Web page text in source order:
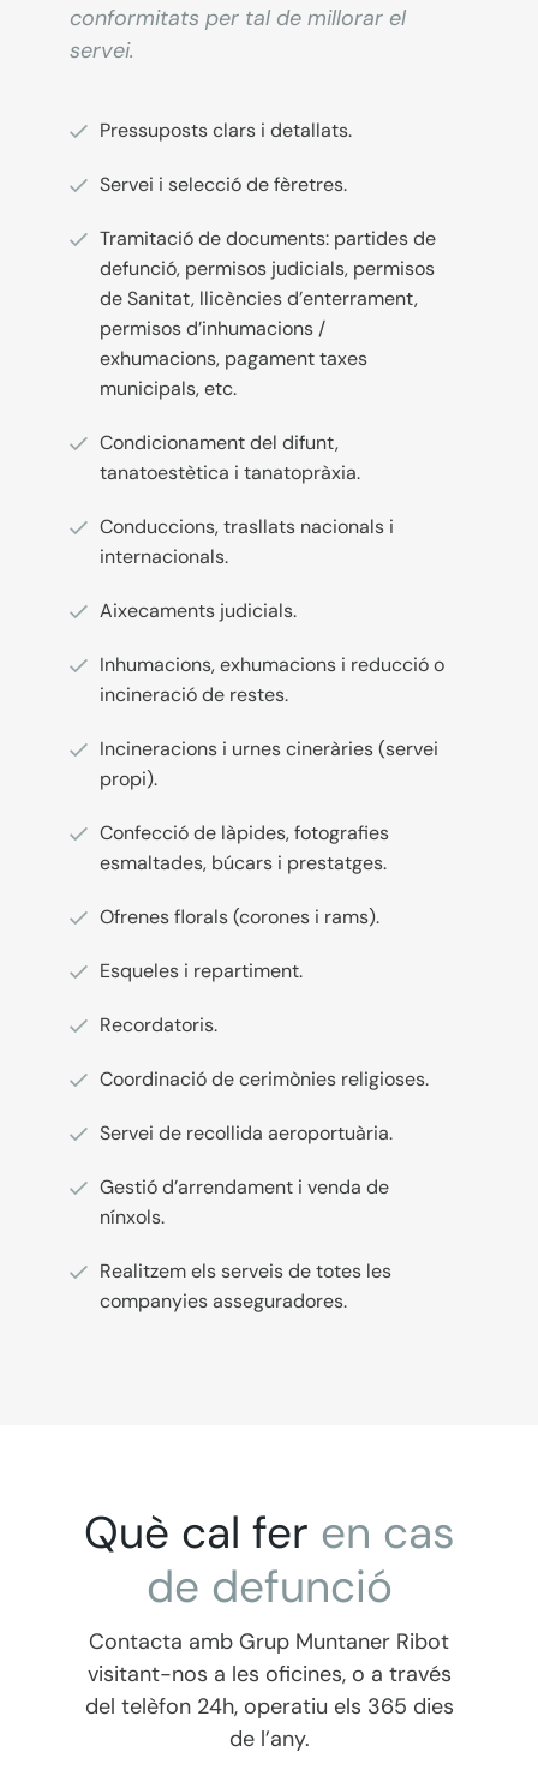
conformitats per tal de millorar el
servei.
Pressuposts clars i detallats.
Servei i selecció de fèretres.
Tramitació de documents: partides de
defunció, permisos judicials, permisos
de Sanitat, llicències d’enterrament,
permisos d’inhumacions /
exhumacions, pagament taxes
municipals, etc.
Condicionament del difunt,
tanatoestètica i tanatopràxia.
Conduccions, trasllats nacionals i
internacionals.
Aixecaments judicials.
Inhumacions, exhumacions i reducció o
incineració de restes.
Incineracions i urnes cineràries (servei
propi).
Confecció de làpides, fotografies
esmaltades, búcars i prestatges.
Ofrenes florals (corones i rams).
Esqueles i repartiment.
Recordatoris.
Coordinació de cerimònies religioses.
Servei de recollida aeroportuària.
Gestió d’arrendament i venda de
nínxols.
Realitzem els serveis de totes les
companyies asseguradores.
Què cal fer en cas
de defunció
Contacta amb Grup Muntaner Ribot
visitant-nos a les oficines, o a través
del telèfon 24h, operatiu els 365 dies
de l’any.